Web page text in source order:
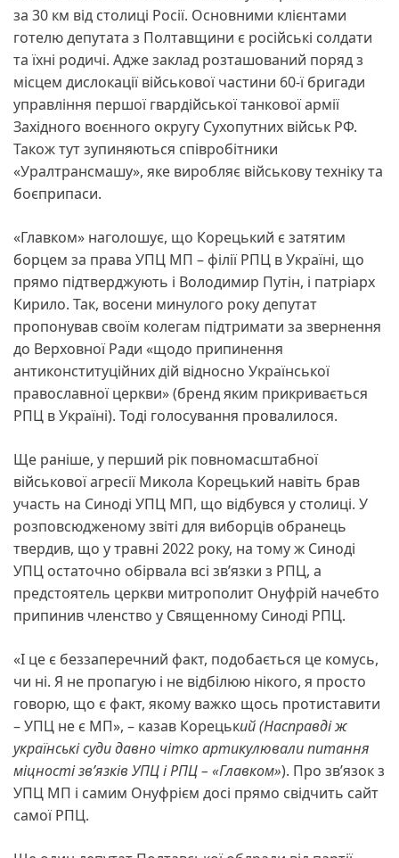
за 30 км від столиці Росії. Основними клієнтами
готелю депутата з Полтавщини є російські солдати
та їхні родичі. Адже заклад розташований поряд з
місцем дислокації військової частини 60-ї бригади
управління першої гвардійської танкової армії
Західного воєнного округу Сухопутних військ РФ.
Також тут зупиняються співробітники
«Уралтрансмашу», яке виробляє військову техніку та
боєприпаси.
«Главком» наголошує, що Корецький є затятим
борцем за права УПЦ МП – філії РПЦ в Україні, що
прямо підтверджують і Володимир Путін, і патріарх
Кирило. Так, восени минулого року депутат
пропонував своїм колегам підтримати за звернення
до Верховної Ради «щодо припинення
антиконституційних дій відносно Української
православної церкви» (бренд яким прикривається
РПЦ в Україні). Тоді голосування провалилося.
Ще раніше, у перший рік повномасштабної
військової агресії Микола Корецький навіть брав
участь на Синоді УПЦ МП, що відбувся у столиці. У
розповсюдженому звіті для виборців обранець
твердив, що у травні 2022 року, на тому ж Синоді
УПЦ остаточно обірвала всі зв’язки з РПЦ, а
предстоятель церкви митрополит Онуфрій начебто
припинив членство у Священному Синоді РПЦ.
«І це є беззаперечний факт, подобається це комусь,
чи ні. Я не пропагую і не відбілюю нікого, я просто
говорю, що є факт, якому важко щось протиставити
– УПЦ не є МП», – казав Корецький (Насправді ж
українські суди давно чітко артикулювали питання
міцності зв’язків УПЦ і РПЦ – «Главком»). Про зв’язок з
УПЦ МП і самим Онуфрієм досі прямо свідчить сайт
самої РПЦ.